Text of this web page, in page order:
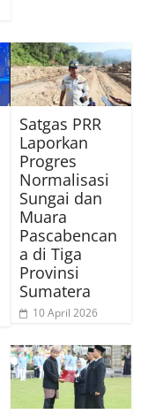
Satgas PRR
Laporkan
Progres
Normalisasi
Sungai dan
Muara
Pascabencan
a di Tiga
Provinsi
Sumatera
10 April 2026